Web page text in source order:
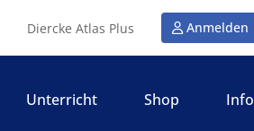
Diercke Atlas Plus Anmelden
Unterricht Shop Info